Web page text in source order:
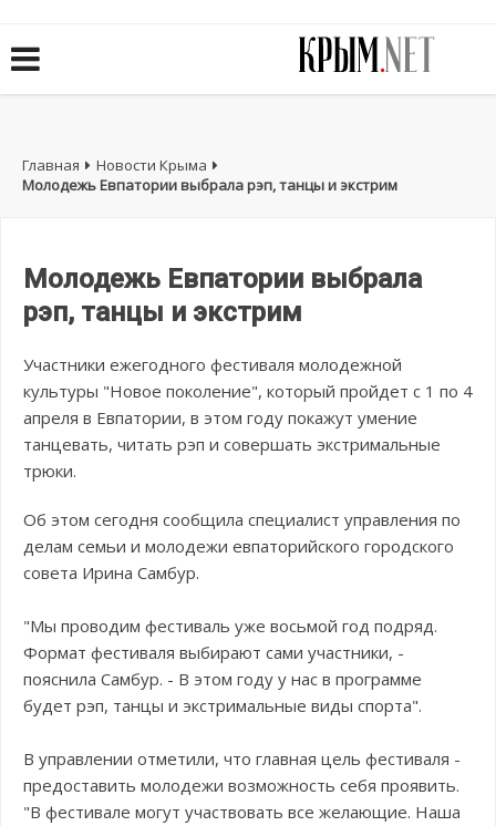
Главная
Новости Крыма
Молодежь Евпатории выбрала рэп, танцы и экстрим
Молодежь Евпатории выбрала
рэп, танцы и экстрим
Участники ежегодного фестиваля молодежной
культуры "Новое поколение", который пройдет с 1 по 4
апреля в Евпатории, в этом году покажут умение
танцевать, читать рэп и совершать экстримальные
трюки.
Об этом сегодня сообщила специалист управления по
делам семьи и молодежи евпаторийского городского
совета Ирина Самбур.
"Мы проводим фестиваль уже восьмой год подряд.
Формат фестиваля выбирают сами участники, -
пояснила Самбур. - В этом году у нас в программе
будет рэп, танцы и экстримальные виды спорта".
В управлении отметили, что главная цель фестиваля -
предоставить молодежи возможность себя проявить.
"В фестивале могут участвовать все желающие. Наша